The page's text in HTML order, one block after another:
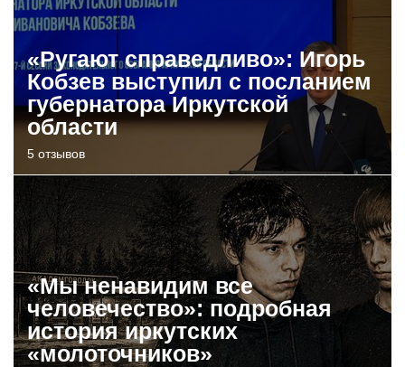
«Ругают справедливо»: Игорь
Кобзев выступил с посланием
губернатора Иркутской
области
5 отзывов
«Мы ненавидим все
человечество»: подробная
история иркутских
«молоточников»